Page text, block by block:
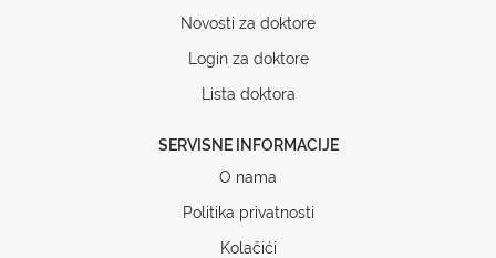
Novosti za doktore
Login za doktore
Lista doktora
SERVISNE INFORMACIJE
O nama
Politika privatnosti
Kolačići